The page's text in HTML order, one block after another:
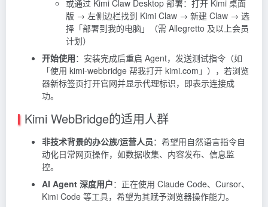
或通过 Kimi Claw Desktop 部署：打开 Kimi 桌面
版 → 左侧边栏找到 Kimi Claw → 新建 Claw → 选
择「部署到我的电脑」（需 Allegretto 及以上会员
计划）
开始使用：安装完成后重启 Agent，发送测试指令（如
「使用 kimi-webbridge 帮我打开 kimi.com」），若浏览
器新标签页打开官网并显示代理标识，即表示连接成
功。
Kimi WebBridge的适用人群
非技术背景的办公族/运营人员：希望用自然语言指令自
动化日常网页操作，如数据收集、内容发布、信息监
控。
AI Agent 深度用户：正在使用 Claude Code、Cursor、
Kimi Code 等工具，希望为其赋予浏览器操作能力。